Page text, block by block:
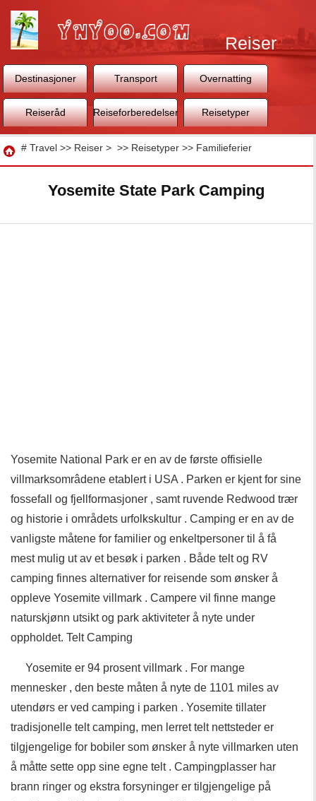
Reiser
Destinasjoner Transport Overnatting
Reiseråd Reiseforberedelser Reisetyper
Reise
# Travel >> Reiser > >> Reisetyper >> Familieferier
Yosemite State Park Camping
Yosemite National Park er en av de første offisielle
villmarksomrâdene etablert i USA . Parken er kjent for sine
fossefall og fjellformasjoner , samt ruvende Redwood trær
og historie i områdets urfolkskultur . Camping er en av de
vanligste måtene for familier og enkeltpersoner til å få
mest mulig ut av et besøk i parken . Både telt og RV
camping finnes alternativer for reisende som ønsker å
oppleve Yosemite villmark . Campere vil finne mange
naturskjønn utsikt og park aktiviteter å nyte under
oppholdet. Telt Camping
Yosemite er 94 prosent villmark . For mange
mennesker , den beste måten å nyte de 1101 miles av
utendørs er ved camping i parken . Yosemite tillater
tradisjonelle telt camping, men lerret telt nettsteder er
tilgjengelige for bobiler som ønsker å nyte villmarken uten
å måtte sette opp sine egne telt . Campingplasser har
brann ringer og ekstra forsyninger er tilgjengelige på